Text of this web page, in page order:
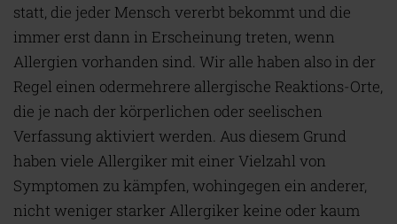
statt, die jeder Mensch vererbt bekommt und die
immer erst dann in Erscheinung treten, wenn
Allergien vorhanden sind. Wir alle haben also in der
Regel einen odermehrere allergische Reaktions-Orte,
die je nach der körperlichen oder seelischen
Verfassung aktiviert werden. Aus diesem Grund
haben viele Allergiker mit einer Vielzahl von
Symptomen zu kämpfen, wohingegen ein anderer,
nicht weniger starker Allergiker keine oder kaum